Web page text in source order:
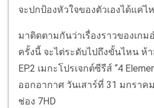
จะปกป้องหัวใจของตัวเองได้แค่
มาติดตามกันว่าเรื่องราวของเก
ครั้งนี้ จะไต่ระดับไปถึงขั้นไหน ห้
EP.2 เมกะโปรเจกต์ซีรีส์ “4
ออกอากาศ วันเสาร์ที่ 31 มกราค
ช่อง 7HD